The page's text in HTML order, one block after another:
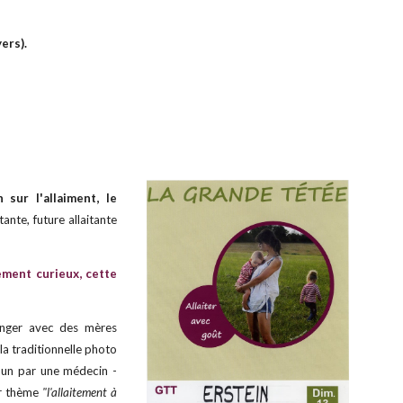
sur l'allaiment, le
future allaitante
curieux, cette
avec des mères
traditionnelle photo
par une médecin -
thème "l'allaitement à